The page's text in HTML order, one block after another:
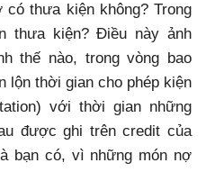
thưa kiện không? Trong
thưa kiện? Điều này ảnh
thế nào, trong vòng bao
lộn thời gian cho phép kiện
với thời gian những
được ghi trên credit của
bạn có, vì những món nợ